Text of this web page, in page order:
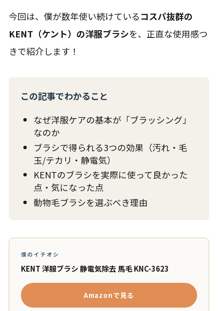
今回は、僕が数年使い続けているコスパ抜群の
KENT（ケント）の洋服ブラシを、正直な使用感つ
きで紹介します！
この記事でわかること
なぜ洋服ケアの基本が「ブラッシング」
なのか
ブラシで得られる3つの効果（汚れ・毛
玉/テカリ・静電気）
KENTのブラシを実際に使って良かった
点・気になった点
動物毛ブラシを選ぶべき理由
僕のイチオシ
KENT 洋服ブラシ 静電気除去 馬毛 KNC-3623
Amazonで見る